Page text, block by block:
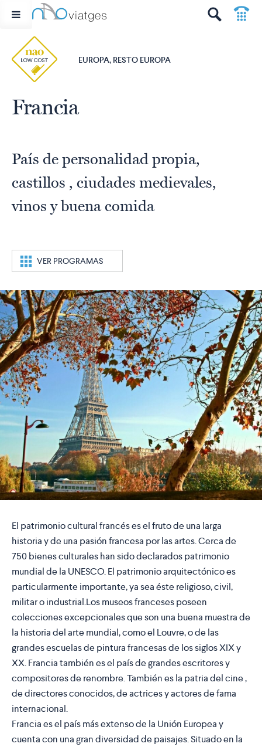
EUROPA, RESTO EUROPA
Francia
País de personalidad propia,
castillos , ciudades medievales,
vinos y buena comida
c VER PROGRAMAS
El patrimonio cultural francés es el fruto de una larga
historia y de una pasión francesa por las artes. Cerca de
750 bienes culturales han sido declarados patrimonio
mundial de la UNESCO. El patrimonio arquitectónico es
particularmente importante, ya sea éste religioso, civil,
militar o industrial.Los museos franceses poseen
colecciones excepcionales que son una buena muestra de
la historia del arte mundial, como el Louvre, o de las
grandes escuelas de pintura francesas de los siglos XIX y
XX. Francia también es el país de grandes escritores y
compositores de renombre. También es la patria del cine ,
de directores conocidos, de actrices y actores de fama
internacional.
Francia es el país más extenso de la Unión Europea y
cuenta con una gran diversidad de paisajes. Situado en la
t
p